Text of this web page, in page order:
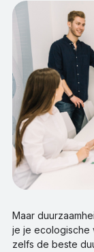
Maar
je je ecologische
zelfs de beste